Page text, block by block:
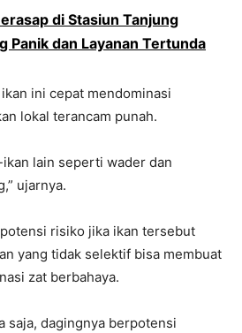
di Stasiun Tanjung
Panik dan Layanan Tertunda
ini cepat mendominasi
lokal terancam punah.
lain seperti wader dan
ujarnya.
risiko jika ikan tersebut
yang tidak selektif bisa membuat
zat berbahaya.
saja, dagingnya berpotensi